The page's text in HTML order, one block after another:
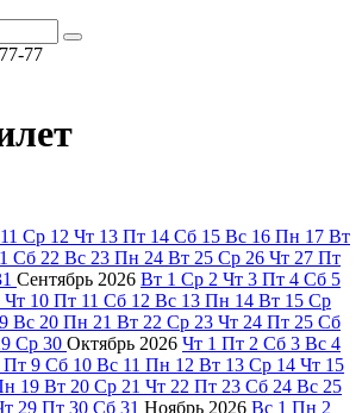
77
11 Ср 12 Чт 13 Пт 14 Сб 15 Вс 16 Пн 17 Вт
Сб 22 Вс 23 Пн 24 Вт 25 Ср 26 Чт 27 Пт
Сентябрь 2026 Вт 1 Ср 2 Чт 3 Пт 4 Сб 5
Чт 10 Пт 11 Сб 12 Вс 13 Пн 14 Вт 15 Ср
Вс 20 Пн 21 Вт 22 Ср 23 Чт 24 Пт 25 Сб
Ср 30 Октябрь 2026 Чт 1 Пт 2 Сб 3 Вс 4
Пт 9 Сб 10 Вс 11 Пн 12 Вт 13 Ср 14 Чт 15
19 Вт 20 Ср 21 Чт 22 Пт 23 Сб 24 Вс 25
29 Пт 30 Сб 31 Ноябрь 2026 Вс 1 Пн 2